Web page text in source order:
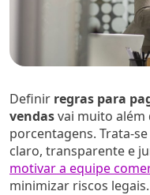
Definir regras para
vendasvai muito além
porcentagens. Trata-
claro, transparente e
motivar a equipe
minimizar riscos legais.